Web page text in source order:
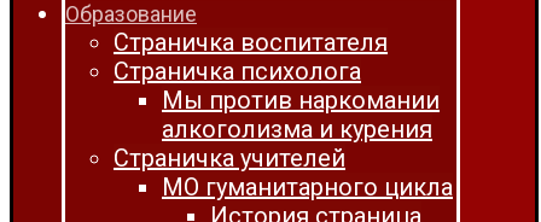
Образование
Страничка воспитателя
Страничка психолога
Мы против наркомании
алкоголизма и курения
Страничка учителей
МО гуманитарного цикла
История страница